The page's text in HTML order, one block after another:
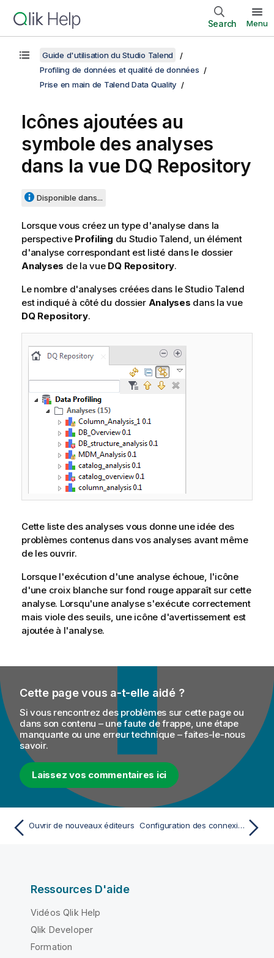
Search Menu
Guide d'utilisation du Studio Talend
Profiling de données et qualité de données
Prise en main de Talend Data Quality
Icônes ajoutées au
symbole des analyses
dans la vue DQ Repository
Disponible dans...
Lorsque vous créez un type d'analyse dans la
perspective Profiling du Studio Talend, un élément
d'analyse correspondant est listé dans le dossier
Analyses de la vue DQ Repository.
Le nombre d'analyses créées dans leStudio Talend
est indiqué à côté du dossier Analyses dans la vue
DQ Repository.
Cette liste des analyses vous donne une idée des
problèmes contenus dans vos analyses avant même
de les ouvrir.
Lorsque l'exécution d'une analyse échoue, l'icône
d'une croix blanche sur fond rouge apparaît sur cette
analyse. Lorsqu'une analyse s'exécute correctement
mais viole des seuils, une icône d'avertissement est
ajoutée à l'analyse.
Cette page vous a-t-elle aidé ?
Si vous rencontrez des problèmes sur cette page ou
dans son contenu – une faute de frappe, une étape
manquante ou une erreur technique – faites-le-nous
savoir.
Laissez vos commentaires ici
Ouvrir de nouveaux éditeurs Configuration des connexions aux sources de données
Ressources D'aide
Vidéos Qlik Help
Qlik Developer
Formation